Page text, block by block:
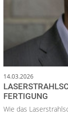
14.03.2026
ERTIGUNG
Wie das